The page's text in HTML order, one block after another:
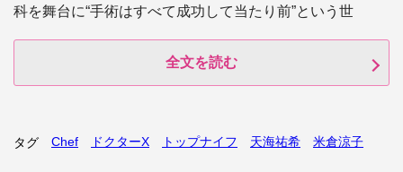
科を舞台に“手術はすべて成功して当たり前”という世
全文を読む
タグ Chef ドクターX トップナイフ 天海祐希 米倉涼子